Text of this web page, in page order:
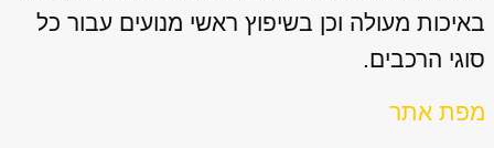
באיכות מעולה וכן בשיפוץ ראשי מנועים עבור כל
סוגי הרכבים.
מפת אתר